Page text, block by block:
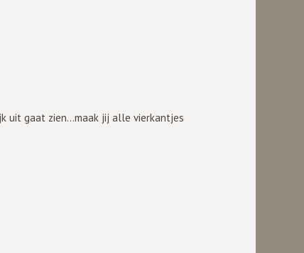
uit gaat zien...maak jij alle vierkantjes